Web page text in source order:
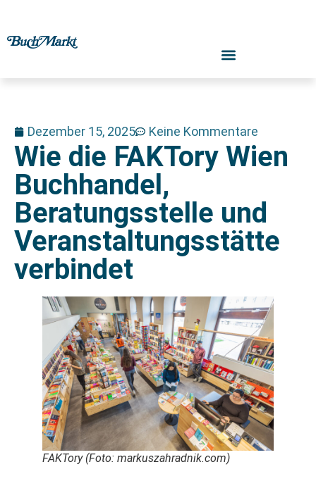
Dezember 15, 2025 Keine Kommentare
Wie die FAKTory Wien
Buchhandel,
Beratungsstelle und
Veranstaltungsstätte
verbindet
FAKTory (Foto: markuszahradnik.com)